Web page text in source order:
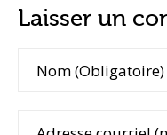
Laisser un